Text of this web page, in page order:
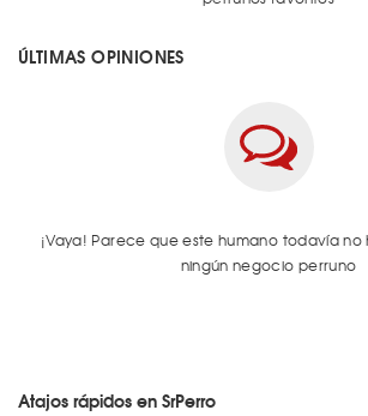
ÚLTIMAS OPINIONES
¡Vaya! Parece que este humano todavía
ningún negocio perruno
Atajos rápidos en SrPerro